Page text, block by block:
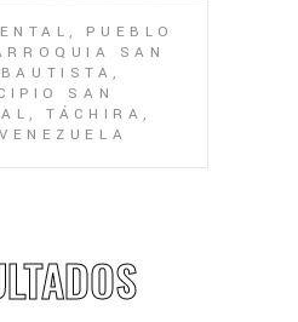
PUEBLO
SAN
SAN
TÁCHIRA,